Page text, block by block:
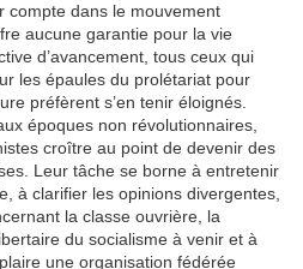
compte dans le mouvement
aucune garantie pour la vie
d’avancement, tous ceux qui
les épaules du prolétariat pour
préfèrent s’en tenir éloignés.
époques non révolutionnaires,
croître au point de devenir des
Leur tâche se borne à entretenir
à clarifier les opinions divergentes,
la classe ouvrière, la
du socialisme à venir et à
une organisation fédérée